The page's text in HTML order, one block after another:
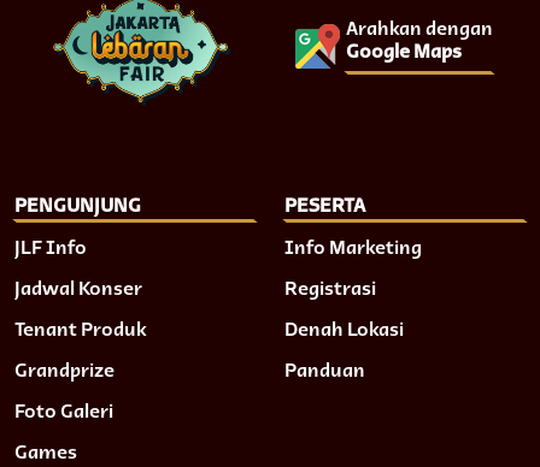
Arahkan dengan
Google Maps
PENGUNJUNG
JLF Info
Jadwal Konser
Tenant Produk
Grandprize
Foto Galeri
Games
PESERTA
Info Marketing
Registrasi
Denah Lokasi
Panduan